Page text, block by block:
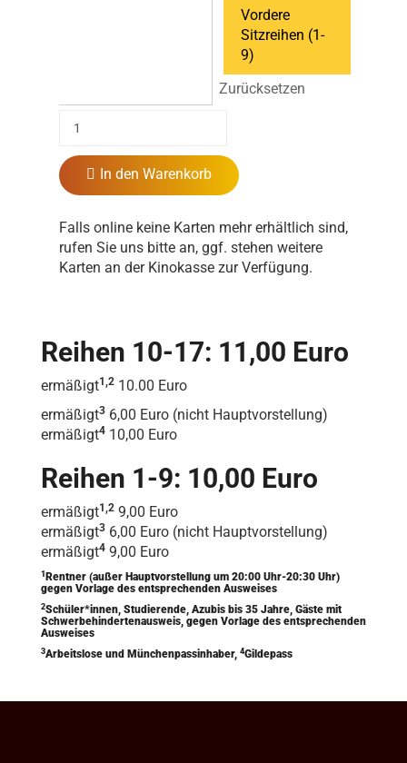
Vordere
Sitzreihen (1-
9)
Zurücksetzen
In den Warenkorb
Falls online keine Karten mehr erhältlich sind,
rufen Sie uns bitte an, ggf. stehen weitere
Karten an der Kinokasse zur Verfügung.
Reihen 10-17: 11,00 Euro
ermäßigt1,2 10.00 Euro
ermäßigt3 6,00 Euro (nicht Hauptvorstellung)
ermäßigt4 10,00 Euro
Reihen 1-9: 10,00 Euro
ermäßigt1,2 9,00 Euro
ermäßigt3 6,00 Euro (nicht Hauptvorstellung)
ermäßigt4 9,00 Euro
1 Rentner (außer Hauptvorstellung um 20:00 Uhr-20:30 Uhr)
gegen Vorlage des entsprechenden Ausweises
2Schüler*innen, Studierende, Azubis bis 35 Jahre, Gäste mit
Schwerbehindertenausweis, gegen Vorlage des entsprechenden
Ausweises
3Arbeitslose und Münchenpassinhaber, 4Gildepass